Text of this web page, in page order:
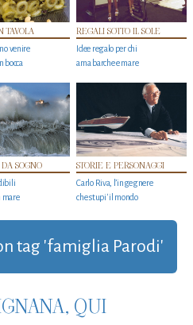
TAVOLA
venire
bocca
REGALI SOTTO IL SOLE
Idee regalo per chi
ama barche e mare
SOGNO
mare
STORIE E PERSONAGGI
Carlo Riva, l’ingegnere
che stupi' il mondo
tag 'famiglia Parodi'
QUI